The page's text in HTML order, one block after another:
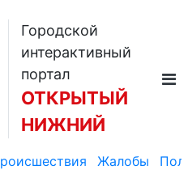
Городской
интерактивный
портал
ОТКРЫТЫЙ
НИЖНИЙ
Жалобы